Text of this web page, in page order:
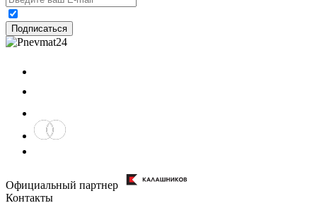
Подписаться
Официальный партнер
Контакты